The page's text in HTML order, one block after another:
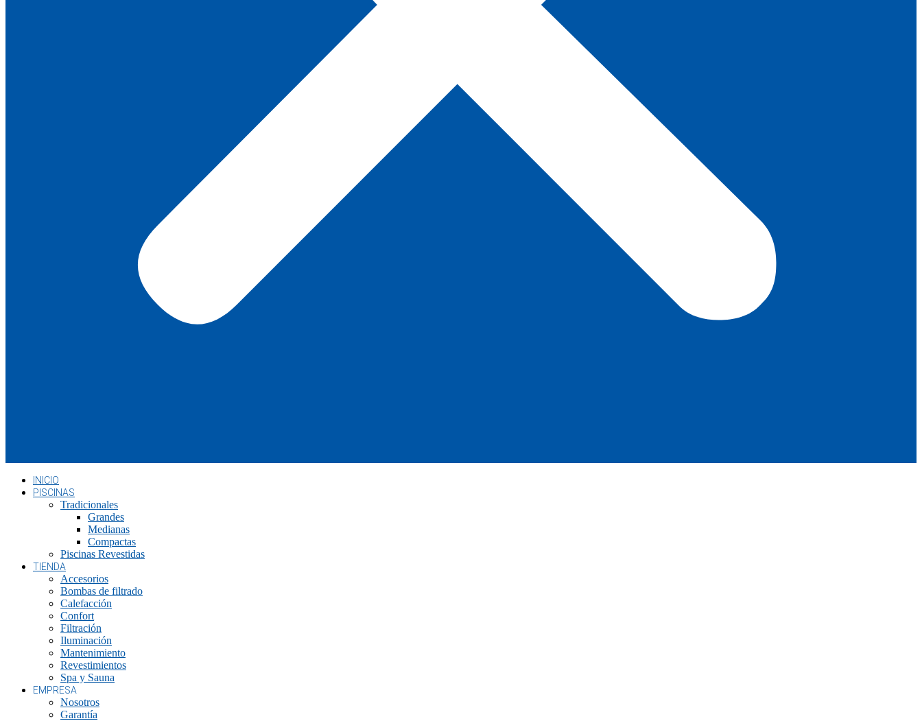
INICIO
PISCINAS
Tradicionales
Grandes
Medianas
Compactas
Piscinas Revestidas
TIENDA
Accesorios
Bombas de filtrado
Calefacción
Confort
Filtración
Iluminación
Mantenimiento
Revestimientos
Spa y Sauna
EMPRESA
Nosotros
Garantía